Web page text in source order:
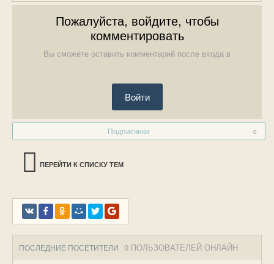
Пожалуйста, войдите, чтобы
комментировать
Вы сможете оставить комментарий после входа в
Войти
Подписчики 0
ПЕРЕЙТИ К СПИСКУ ТЕМ
ПОСЛЕДНИЕ ПОСЕТИТЕЛИ 0 ПОЛЬЗОВАТЕЛЕЙ ОНЛАЙН